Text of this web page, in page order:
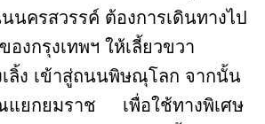
นครสวรรค์ ต้องการเดินทางไป
องกรุงเทพฯ ให้เลี้ยวขวา
ลิ้ง เข้าสู่ถนนพิษณุโลก จากนั้น
ณแยกยมราช เพื่อใช้ทางพิเศษ